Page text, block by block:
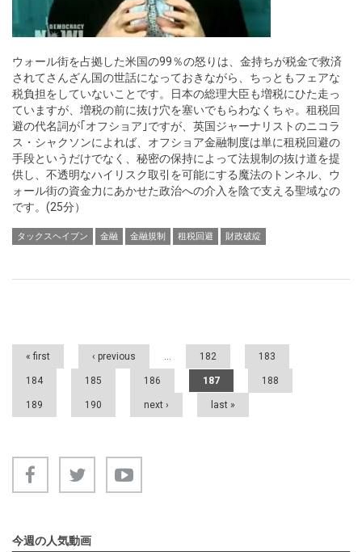
ウォール街を占拠した米国の99％の怒りは、金持ちが税金で救済
されてさんざん国の世話になっておきながら、ちっともフェアな
税負担をしていないことです。日本の総理大臣も増税にひた走っ
ていますが、増税の前に抜け穴を塞いでもらわなくちゃ。租税回
避の代名詞が｢オフショア｣ですが、英国ジャーナリストのニコラ
ス・シャクソンによれば、オフショア金融制度は単に租税回避の
手段というだけでなく、秘密の保持によって法規制の抜け道を提
供し、不透明なハイリスク取引を可能にする魔法のトンネル、ウ
ォール街の資金力にあかせた政治への介入を陰で支える聖域なの
です。(25分）
タックスヘイブン 金融 金融規制 租税回避 財政破綻
Pages
« first ‹ previous … 182 183
184 185 186 187 188
189 190 next › last »
今週の人気動画